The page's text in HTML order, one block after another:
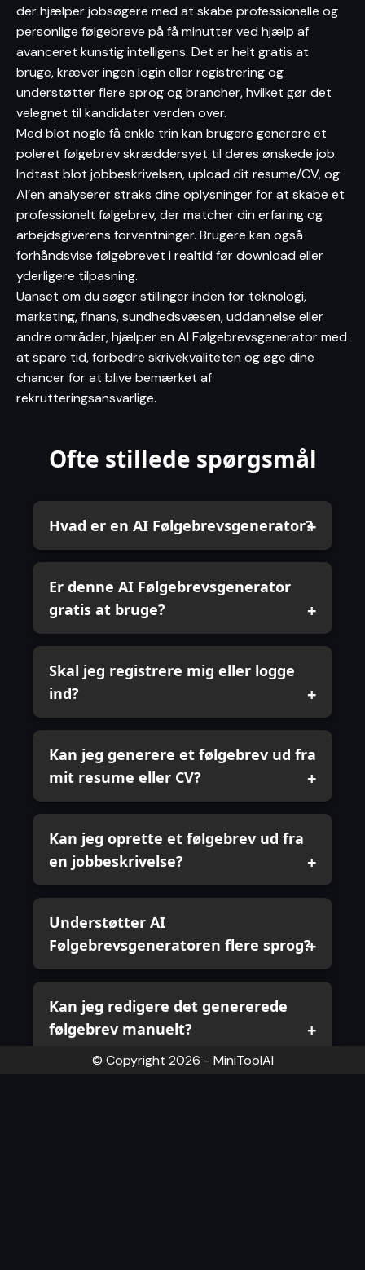
der hjælper jobsøgere med at skabe professionelle og
personlige følgebreve på få minutter ved hjælp af
avanceret kunstig intelligens. Det er helt gratis at
bruge, kræver ingen login eller registrering og
understøtter flere sprog og brancher, hvilket gør det
velegnet til kandidater verden over.
Med blot nogle få enkle trin kan brugere generere et
poleret følgebrev skræddersyet til deres ønskede job.
Indtast blot jobbeskrivelsen, upload dit resume/CV, og
AI’en analyserer straks dine oplysninger for at skabe et
professionelt følgebrev, der matcher din erfaring og
arbejdsgiverens forventninger. Brugere kan også
forhåndsvise følgebrevet i realtid før download eller
yderligere tilpasning.
Uanset om du søger stillinger inden for teknologi,
marketing, finans, sundhedsvæsen, uddannelse eller
andre områder, hjælper en AI Følgebrevsgenerator med
at spare tid, forbedre skrivekvaliteten og øge dine
chancer for at blive bemærket af
rekrutteringsansvarlige.
Ofte stillede spørgsmål
Hvad er en AI Følgebrevsgenerator?
Er denne AI Følgebrevsgenerator
gratis at bruge?
Skal jeg registrere mig eller logge
ind?
Kan jeg generere et følgebrev ud fra
mit resume eller CV?
Kan jeg oprette et følgebrev ud fra
en jobbeskrivelse?
Understøtter AI
Følgebrevsgeneratoren flere sprog?
Kan jeg redigere det genererede
følgebrev manuelt?
© Copyright 2026 - MiniToolAI